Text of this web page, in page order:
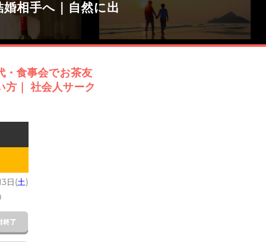
相手へ｜自然に出
・食事会でお茶友
方｜ 社会人サーク
日(土)